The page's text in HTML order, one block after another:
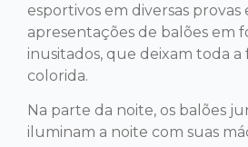
esportivos em diversas provas
apresentações de balões em
inusitados, que deixam toda a
colorida.
Na parte da noite, os balões
iluminam a noite com suas